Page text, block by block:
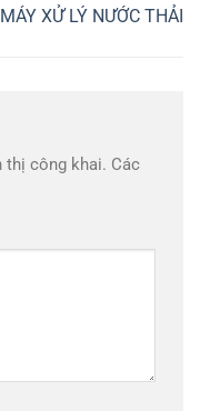
MÁY XỬ LÝ NƯỚC THẢI
thị công khai. Các